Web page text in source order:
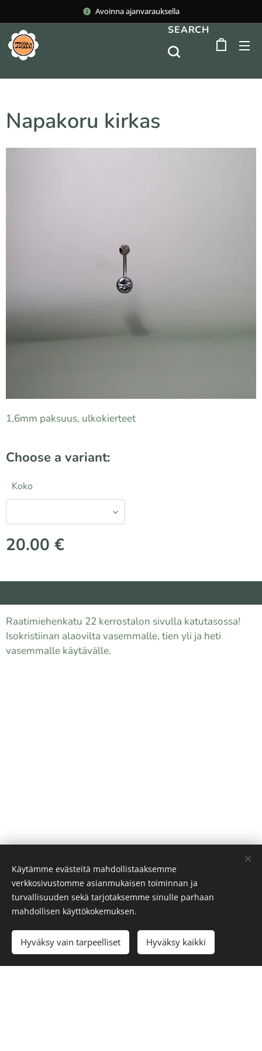
Avoinna ajanvarauksella
SEARCH
Napakoru kirkas
1,6mm paksuus, ulkokierteet
Choose a variant:
Koko
20.00 €
Add to cart
Raatimiehenkatu 22 kerrostalon sivulla katutasossa!
Isokristiinan alaovilta vasemmalle, tien yli ja heti
vasemmalle käytävälle.
Käytämme evästeitä mahdollistaaksemme
verkkosivustomme asianmukaisen toiminnan ja
turvallisuuden sekä tarjotaksemme sinulle parhaan
mahdollisen käyttökokemuksen.
Hyväksy vain tarpeelliset Hyväksy kaikki